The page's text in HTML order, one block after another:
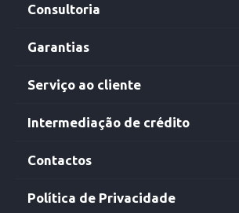
Consultoria
Garantias
Serviço ao cliente
Intermediação de crédito
Contactos
Política de Privacidade